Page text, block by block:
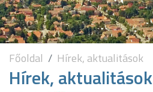
Főoldal Hírek, aktualitások
Hírek, aktualitások